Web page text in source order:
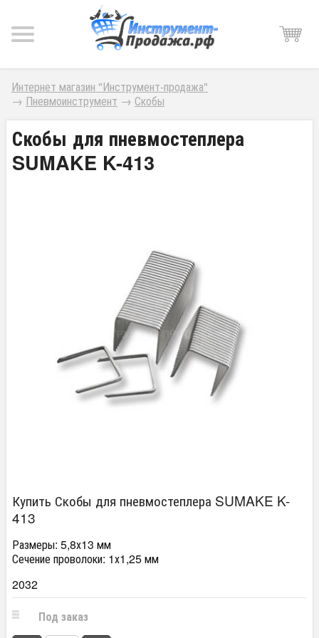
Интернет магазин "Инструмент-продажа"
→ Пневмоинструмент → Скобы
Скобы для пневмостеплера
SUMAKE K-413
Купить Скобы для пневмостеплера SUMAKE K-
413
Размеры: 5,8х13 мм
Сечение проволоки: 1х1,25 мм
2032
Под заказ